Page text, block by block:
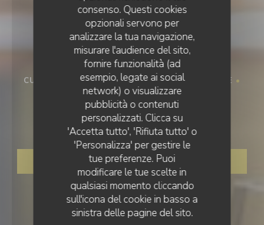
consenso. Questi cookies
opzionali servono per
analizzare la tua navigazione,
misurare l'audience del sito,
fornire funzionalità (ad
esempio, legate ai social
network) o visualizzare
pubblicità o contenuti
personalizzati. Clicca su
'Accetta tutto', 'Rifiuta tutto' o
'Personalizza' per gestire le
tue preferenze. Puoi
modificare le tue scelte in
qualsiasi momento cliccando
sull'icona del cookie in basso a
sinistra delle pagine del sito.
CUISINE AUTHENTIQUE ET GASTRO REVISITÉE •
CHABANAIS
Le Vieux Moulin
PRENOTA